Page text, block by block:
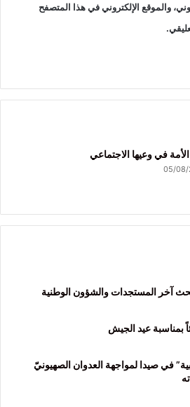
والموقع الإلكتروني في هذا المتصفح
في وعيها الاجتماعي
05/08/
آخر المستجدات والشؤون الوطنية
بمناسبة عيد الجيش
في صيدا لمواجهة العدوان الصهيونيّ